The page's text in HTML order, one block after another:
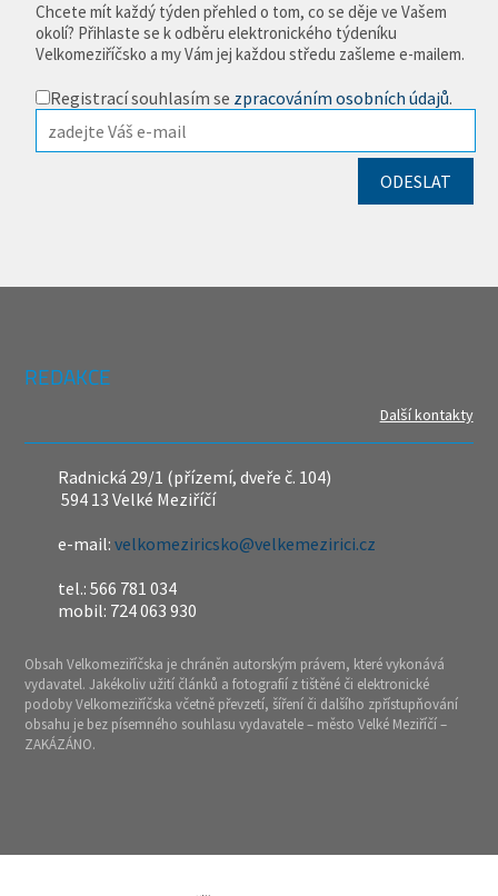
Chcete mít každý týden přehled o tom, co se děje ve Vašem
okolí? Přihlaste se k odběru elektronického týdeníku
Velkomeziříčsko a my Vám jej každou středu zašleme e-mailem.
Registrací souhlasím se zpracováním osobních údajů.
REDAKCE
Další kontakty
Radnická 29/1 (přízemí, dveře č. 104)
594 13 Velké Meziříčí
e-mail:velkomeziricsko@velkemezirici.cz
tel.: 566 781 034
mobil: 724 063 930
Obsah Velkomeziříčska je chráněn autorským právem, které vykonává
vydavatel. Jakékoliv užití článků a fotografií z tištěné či elektronické
podoby Velkomeziříčska včetně převzetí, šíření či dalšího zpřístupňování
obsahu je bez písemného souhlasu vydavatele – město Velké Meziříčí –
ZAKÁZÁNO.